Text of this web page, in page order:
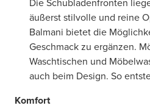
Die Schubladenfronten
äußerst stilvolle und reine
Balmani bietet die
Geschmack zu ergänzen.
Waschtischen und
auch beim Design. So
Komfort